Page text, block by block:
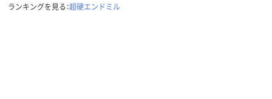
ランキングを見る：超硬エンドミル